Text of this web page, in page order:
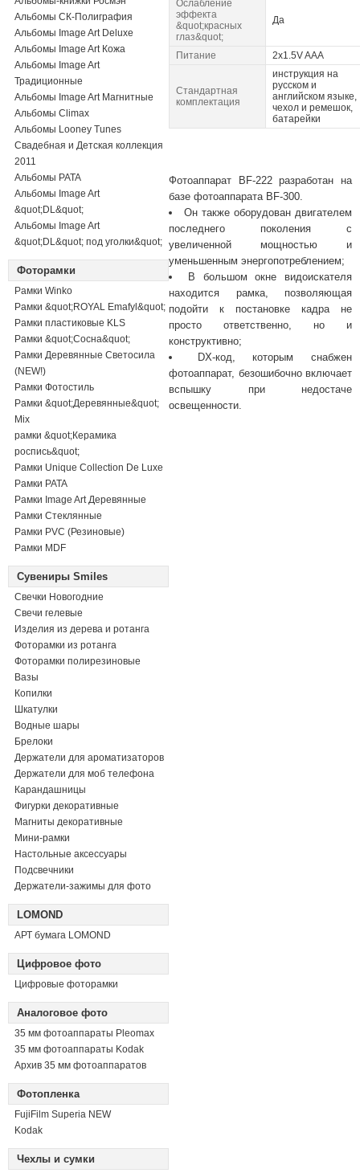
Альбомы СК-Полиграфия
Альбомы Image Art Deluxe
Альбомы Image Art Кожа
Альбомы Image Art
Традиционные
Альбомы Image Art Магнитные
Альбомы Climax
Альбомы Looney Tunes
Свадебная и Детская коллекция
2011
Альбомы PATA
Альбомы Image Art
&quot;DL&quot;
Альбомы Image Art
&quot;DL&quot; под уголки&quot;
Фоторамки
Рамки Winko
Рамки &quot;ROYAL Emafyl&quot;
Рамки пластиковые KLS
Рамки &quot;Сосна&quot;
Рамки Деревянные Светосила
(NEW!)
Рамки Фотостиль
Рамки &quot;Деревянные&quot;
Mix
рамки &quot;Керамика
роспись&quot;
Рамки Unique Collection De Luxe
Рамки PATA
Рамки Image Art Деревянные
Рамки Стеклянные
Рамки PVC (Резиновые)
Рамки MDF
Сувениры Smiles
Свечки Новогодние
Свечи гелевые
Изделия из дерева и ротанга
Фоторамки из ротанга
Фоторамки полирезиновые
Вазы
Копилки
Шкатулки
Водные шары
Брелоки
Держатели для ароматизаторов
Держатели для моб телефона
Карандашницы
Фигурки декоративные
Магниты декоративные
Мини-рамки
Настольные аксессуары
Подсвечники
Держатели-зажимы для фото
LOMOND
АРТ бумага LOMOND
Цифровое фото
Цифровые фоторамки
Аналоговое фото
35 мм фотоаппараты Pleomax
35 мм фотоаппараты Kodak
Архив 35 мм фотоаппаратов
Фотопленка
FujiFilm Superia NEW
Kodak
Чехлы и сумки
Ослабление
эффекта
&quot;красных
глаз&quot;
Да
Питание 2х1.5V AAA
Стандартная
комплектация
инструкция на
русском и
английском языке,
чехол и ремешок,
батарейки
Фотоаппарат BF-222 разработан на
базе фотоаппарата BF-300.
Он также оборудован двигателем
последнего поколения с
увеличенной мощностью и
уменьшенным энергопотреблением;
В большом окне видоискателя
находится рамка, позволяющая
подойти к постановке кадра не
просто ответственно, но и
конструктивно;
DX-код, которым снабжен
фотоаппарат, безошибочно включает
вспышку при недостаче
освещенности.